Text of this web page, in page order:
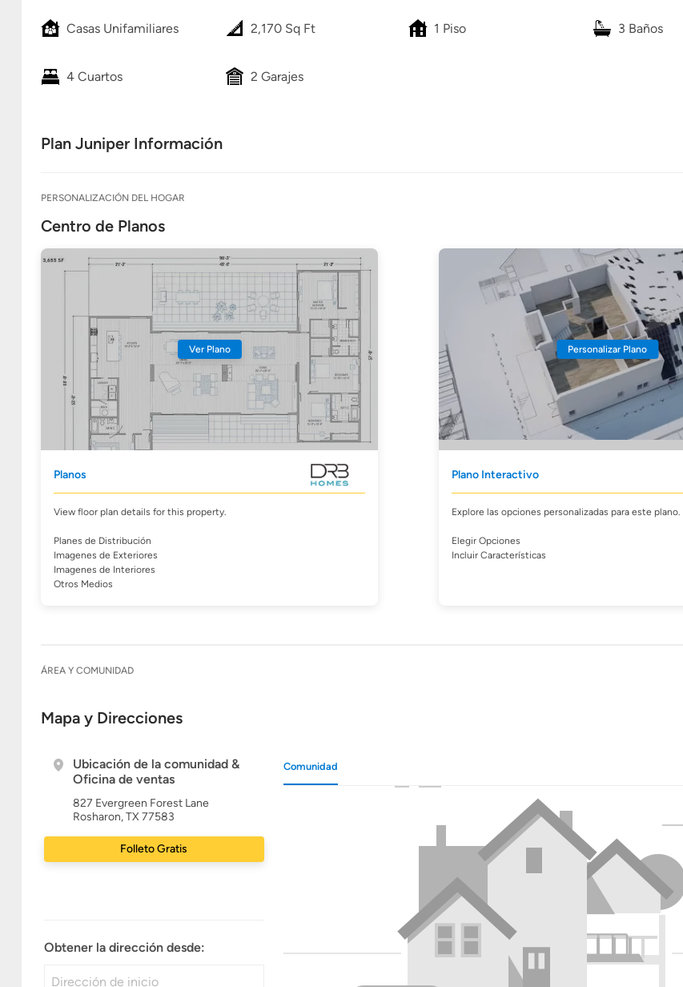
Casas Unifamiliares 2,170 Sq Ft 1 Piso 3 Baños
4 Cuartos 2 Garajes
Plan Juniper Información
PERSONALIZACIÓN DEL HOGAR
Centro de Planos
Ver Plano
Planos
View floor plan details for this property.
Planes de Distribución
Imagenes de Exteriores
Imagenes de Interiores
Otros Medios
Personalizar Plano
Plano Interactivo
Explore las opciones personalizadas para este plano.
Elegir Opciones
Incluir Características
ÁREA Y COMUNIDAD
Mapa y Direcciones
Ubicación de la comunidad &
Oficina de ventas
827 Evergreen Forest Lane
Rosharon, TX 77583
Folleto Gratis
Obtener la dirección desde:
Comunidad